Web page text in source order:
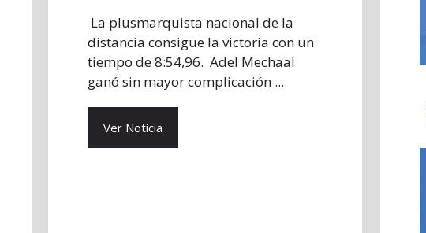
La plusmarquista nacional de la
distancia consigue la victoria con un
tiempo de 8:54,96. Adel Mechaal
ganó sin mayor complicación ...
Ver Noticia